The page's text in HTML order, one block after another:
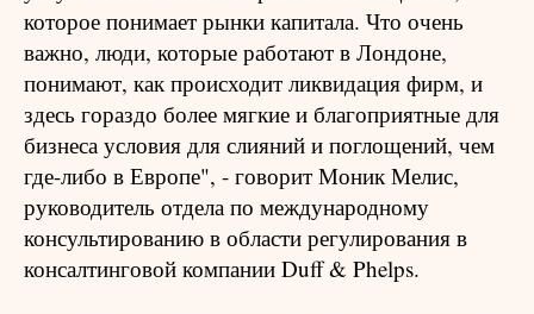
которое понимает рынки капитала. Что очень
важно, люди, которые работают в Лондоне,
понимают, как происходит ликвидация фирм, и
здесь гораздо более мягкие и благоприятные для
бизнеса условия для слияний и поглощений, чем
где-либо в Европе", - говорит Моник Мелис,
руководитель отдела по международному
консультированию в области регулирования в
консалтинговой компании Duff & Phelps.